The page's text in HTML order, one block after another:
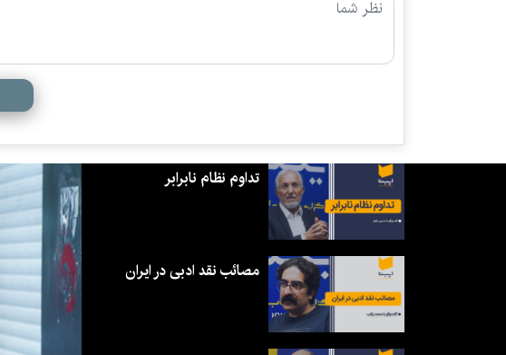
تداوم نظام نابرابر
مصائب نقد ادبی در ایران